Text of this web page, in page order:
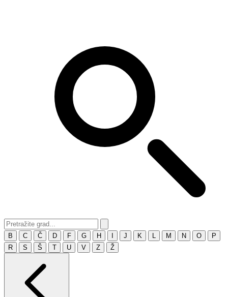
B C Č D F G H J K M N O
P
R
S Š T U V Z Ž